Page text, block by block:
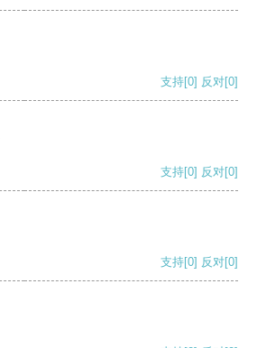
支持[0] 反对[0]
支持[0] 反对[0]
支持[0] 反对[0]